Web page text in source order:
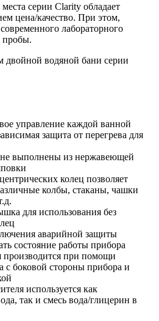
серии Clarity обладает
цена/качество. При этом,
лабораторного
пробы.
двойной водяной бани серии
управление каждой ванной
защита от перегрева для
выполнены из нержавеющей
колец позволяет
колбы, стаканы, чашки
для использования без
аварийной защиты
состояние работы прибора
производится при помощи
с боковой стороны прибора и
используется как
так и смесь вода/глицерин в